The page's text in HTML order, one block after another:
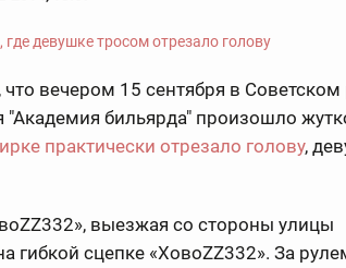
вечером 15 сентября в Советском
"Академия бильярда" произошло
практически отрезало голову,
выезжая со стороны улицы
гибкой сцепке «ХовоZZ332». За